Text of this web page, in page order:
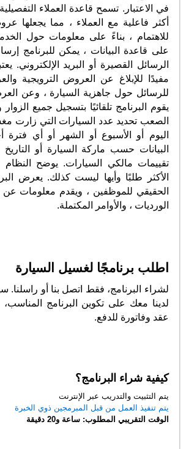
في الاعتبار. تسمح قاعدة العملاء
أكثر فاعلية مع العملاء ، مما يجعلها
للاهتمام ، بناءً على معلومات حول
على قاعدة البيانات ، يمكن للبرنامج
الرسائل القصيرة أو البريد الإلكتروني.
مفيدًا للإبلاغ عن العروض الترويجية
للرسائل حول جاهزية السيارة ، وعن
يقوم البرنامج تلقائيًا بتسجيل جميع
الصعب تحديد عدد السيارات التي زارت
اليوم أو الأسبوع أو الشهر أو أي
البيانات حسب ماركة السيارة أو
تقييمات مالكي السيارات. يوضح
الأكثر طلبًا وأيها ليست كذلك. يعرض
الحقيقي للموظفين ، ويقدم معلومات
الورديات ، والأوامر المكتملة.
اطلب برنامجًا لغسيل السيارة
لشراء البرنامج، فقط اتصل بنا أو
لدينا معك على تكوين البرنامج
عقد وفاتورة للدفع.
كيفية شراء البرنامج؟
يتم التثبيت والتدريب عبر الإنترنت
يتم تنفيذ العمل من قبل المبرمجين ذوي الخبرة
الوقت التقريبي المطلوب: ساعة و20 دقيقة